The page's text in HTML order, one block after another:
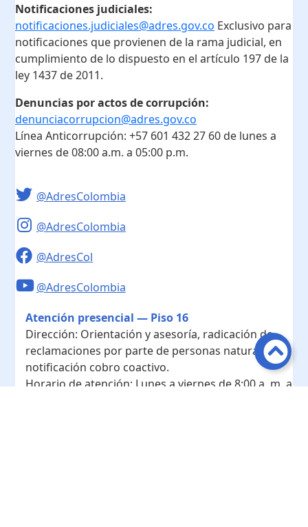
Notificaciones judiciales:
notificaciones.judiciales@adres.gov.co Exclusivo para
notificaciones que provienen de la rama judicial, en
cumplimiento de lo dispuesto en el artículo 197 de la
ley 1437 de 2011.
Denuncias por actos de corrupción:
denunciacorrupcion@adres.gov.co
Línea Anticorrupción: +57 601 432 27 60 de lunes a
viernes de 08:00 a.m. a 05:00 p.m.
@AdresColombia
@AdresColombia
@AdresCol
@AdresColombia
Atención presencial — Piso 16
Dirección: Orientación y asesoría, radicación de
reclamaciones por parte de personas naturales y
notificación cobro coactivo.
Horario de atención: Lunes a viernes de 8:00 a. m. a